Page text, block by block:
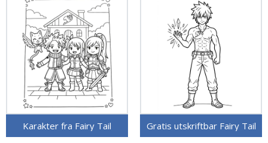
Karakter fra Fairy Tail Gratis utskriftbar Fairy Tail